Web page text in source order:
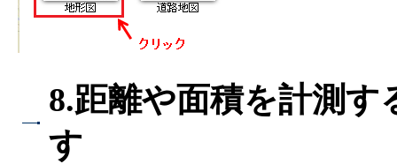
8.距離や面積を計測す
す